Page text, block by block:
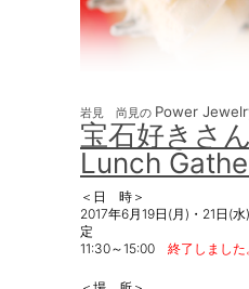
岩見 尚見の Power
宝石好きさ
Lunch
＜日 時＞
2017年6月19日(月)・21日(
定
11:30～15:00 終了しました